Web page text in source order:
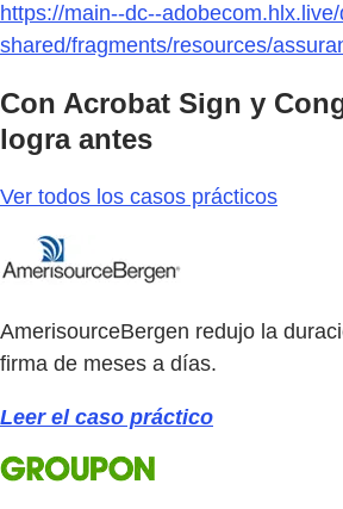
https://main--dc--
shared/fragments/resources/
Con Acrobat Sign y
logra antes
Ver todos los casos prácticos
AmerisourceBergen redujo la
firma de meses a días.
Leer el caso práctico